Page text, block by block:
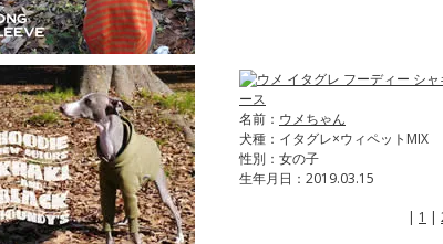
名前： ウメちゃん
犬種：イタグレ×ウィペットMIX
性別：女の子
生年月日：2019.03.15
| 1 |